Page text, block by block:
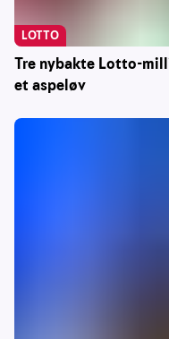
Tre nybakte Lotto-
et aspeløv
LOTTO